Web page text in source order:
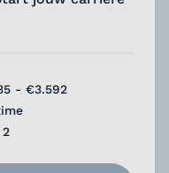
- €3.592
2